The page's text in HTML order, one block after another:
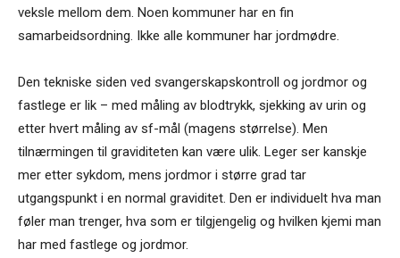
veksle mellom dem. Noen kommuner har en fin
samarbeidsordning. Ikke alle kommuner har jordmødre.
Den tekniske siden ved svangerskapskontroll og jordmor og
fastlege er lik – med måling av blodtrykk, sjekking av urin og
etter hvert måling av sf-mål (magens størrelse). Men
tilnærmingen til graviditeten kan være ulik. Leger ser kanskje
mer etter sykdom, mens jordmor i større grad tar
utgangspunkt i en normal graviditet. Den er individuelt hva man
føler man trenger, hva som er tilgjengelig og hvilken kjemi man
har med fastlege og jordmor.